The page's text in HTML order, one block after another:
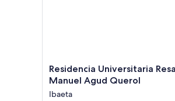
Residencia
Universitaria
Manuel
Residencia Universitaria Resa
Manuel Agud Querol
Ibaeta